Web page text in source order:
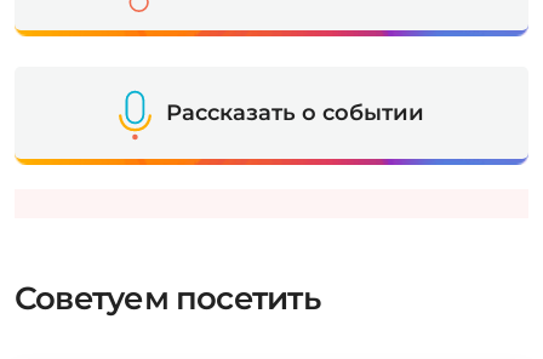
Рассказать о событии
Советуем посетить